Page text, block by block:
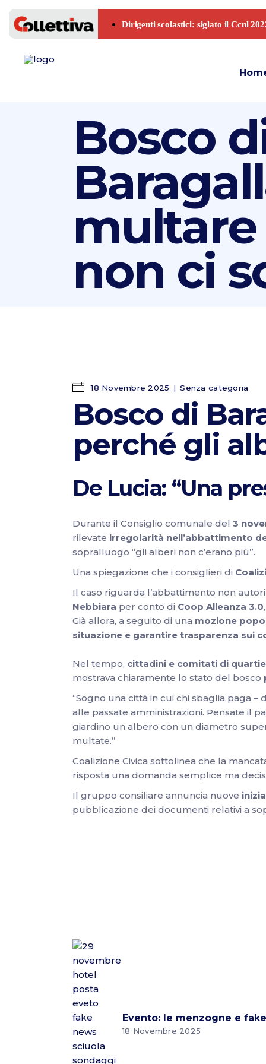
Bosco
non ci
18 Novembre 2025 Senza categoria
Bosco di
perché gli
De Lucia: “Una
Durante il Consiglio comunale del 3
rilevate irregolarità nell’abbattimento
sopralluogo “gli alberi non c’erano più”.
Una spiegazione che i consiglieri di
Il caso riguarda l’abbattimento non
Nebbiara per conto di Coop Alleanza 3.0
Già allora, a seguito di una mozione
situazione e garantire trasparenza sui
Nel tempo, cittadini e comitati di
mostrava chiaramente lo stato del bosco
“Sogno una città in cui chi sbaglia paga –
alle passate amministrazioni. Pensate il
giardino un albero con un diametro
multate.”
Coalizione Civica sottolinea che la
risposta una domanda semplice ma
Il gruppo consiliare annuncia nuove
pubblicazione dei documenti relativi a
Evento: le menzogne e
18 Novembre 2025